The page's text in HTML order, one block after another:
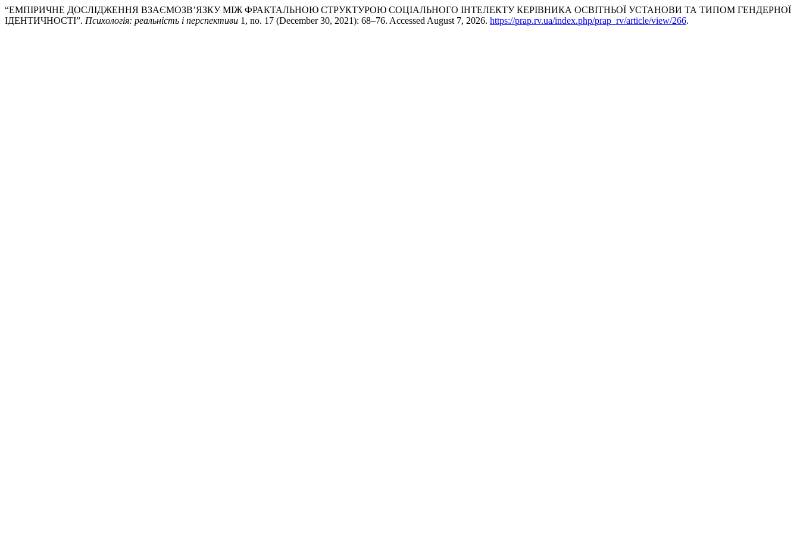
“ЕМПІРИЧНЕ ДОСЛІДЖЕННЯ ВЗАЄМОЗВ’ЯЗКУ МІЖ ФРАКТАЛЬНОЮ СТРУКТУРОЮ СОЦІАЛЬНОГО ІНТЕЛЕКТУ КЕРІВНИКА ОСВІТНЬОЇ УСТАНОВИ ТА ТИПОМ ГЕНДЕРНОЇ
ІДЕНТИЧНОСТІ”. Психологія: реальність і перспективи 1, no. 17 (December 30, 2021): 68–76. Accessed August 7, 2026. https://prap.rv.ua/index.php/prap_rv/article/view/266.